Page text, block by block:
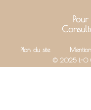
Plan du site
© 2025 L-O